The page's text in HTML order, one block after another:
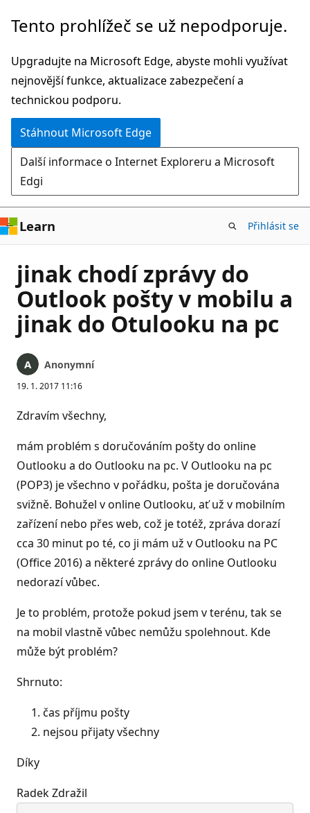
Přeskočit
hlavní
obsah
Tento prohlížeč se už nepodporuje.
Upgradujte na Microsoft Edge, abyste mohli využívat
nejnovější funkce, aktualizace zabezpečení a
technickou podporu.
Stáhnout Microsoft Edge
Další informace o Internet Exploreru a Microsoft
Edgi
Learn Přihlásit se
jinak chodí zprávy do
Outlook pošty v mobilu a
jinak do Otulooku na pc
Anonymní
19. 1. 2017 11:16
Zdravím všechny,
mám problém s doručováním pošty do online
Outlooku a do Outlooku na pc. V Outlooku na pc
(POP3) je všechno v pořádku, pošta je doručována
svižně. Bohužel v online Outlooku, ať už v mobilním
zařízení nebo přes web, což je totéž, zpráva dorazí
cca 30 minut po té, co ji mám už v Outlooku na PC
(Office 2016) a některé zprávy do online Outlooku
nedorazí vůbec.
Je to problém, protože pokud jsem v terénu, tak se
na mobil vlastně vůbec nemůžu spolehnout. Kde
může být problém?
Shrnuto:
čas příjmu pošty
nejsou přijaty všechny
Díky
Radek Zdražil